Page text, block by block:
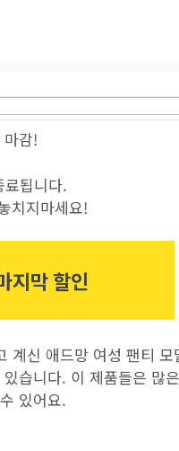
감!
료됩니다.
치지마세요!
지막 할인
계신 애드망 여성 팬티
습니다. 이 제품들은 많
있어요.